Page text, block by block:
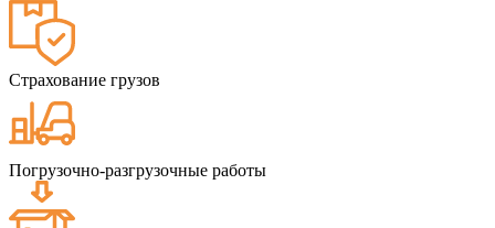
Страхование грузов
Погрузочно-разгрузочные работы